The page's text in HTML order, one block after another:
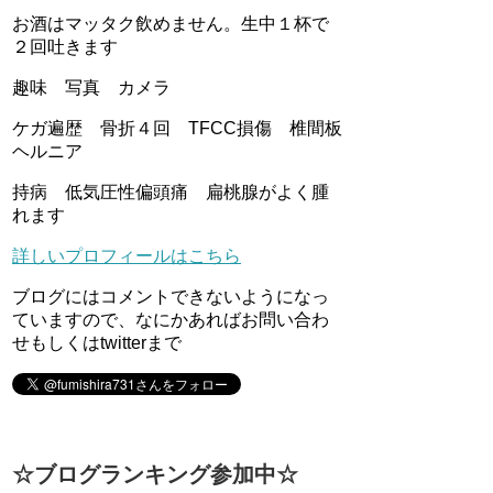
お酒はマッタク飲めません。生中１杯で
２回吐きます
趣味 写真 カメラ
ケガ遍歴 骨折４回 TFCC損傷 椎間板
ヘルニア
持病 低気圧性偏頭痛 扁桃腺がよく腫
れます
詳しいプロフィールはこちら
ブログにはコメントできないようになっ
ていますので、なにかあればお問い合わ
せもしくはtwitterまで
☆ブログランキング参加中☆